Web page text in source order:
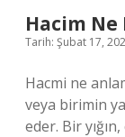
Hacim Ne
Tarih: Şubat 17,
Hacmi ne
veya birimin
eder. Bir